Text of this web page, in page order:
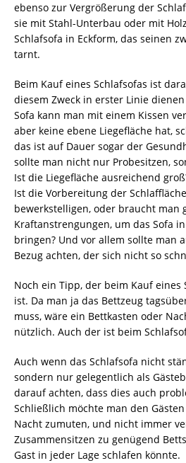
ebenso zur Vergrößerung der
sie mit Stahl-Unterbau oder mit
Schlafsofa in Eckform, das seinen
tarnt.
Beim Kauf eines Schlafsofas ist
diesem Zweck in erster Linie
Sofa kann man mit einem Kissen
aber keine ebene Liegefläche hat,
das ist auf Dauer sogar der
sollte man nicht nur Probesitzen,
Ist die Liegefläche ausreichend
Ist die Vorbereitung der
bewerkstelligen, oder braucht man
Kraftanstrengungen, um das Sofa
bringen? Und vor allem sollte man
Bezug achten, der sich nicht so
Noch ein Tipp, der beim Kauf eines
ist. Da man ja das Bettzeug
muss, wäre ein Bettkasten oder
nützlich. Auch der ist beim
Auch wenn das Schlafsofa nicht
sondern nur gelegentlich als
darauf achten, dass dies auch
Schließlich möchte man den
Nacht zumuten, und nicht immer
Zusammensitzen zu genügend
Gast in jeder Lage schlafen könnte.